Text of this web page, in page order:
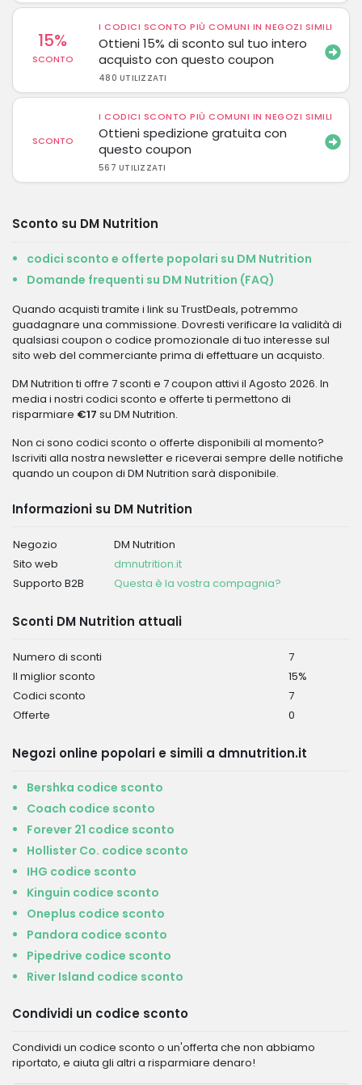
15%
SCONTO
I CODICI SCONTO PIÙ COMUNI IN NEGOZI SIMILI
Ottieni 15% di sconto sul tuo intero
acquisto con questo coupon
480 UTILIZZATI
SCONTO
I CODICI SCONTO PIÙ COMUNI IN NEGOZI SIMILI
Ottieni spedizione gratuita con
questo coupon
567 UTILIZZATI
Sconto su DM Nutrition
codici sconto e offerte popolari su DM Nutrition
Domande frequenti su DM Nutrition (FAQ)
Quando acquisti tramite i link su TrustDeals, potremmo
guadagnare una commissione. Dovresti verificare la validità di
qualsiasi coupon o codice promozionale di tuo interesse sul
sito web del commerciante prima di effettuare un acquisto.
DM Nutrition ti offre 7 sconti e 7 coupon attivi il Agosto 2026. In
media i nostri codici sconto e offerte ti permettono di
risparmiare €17 su DM Nutrition.
Non ci sono codici sconto o offerte disponibili al momento?
Iscriviti alla nostra newsletter e riceverai sempre delle notifiche
quando un coupon di DM Nutrition sarà disponibile.
Informazioni su DM Nutrition
Negozio
DM Nutrition
Sito web
dmnutrition.it
Supporto B2B
Questa è la vostra compagnia?
Sconti DM Nutrition attuali
Numero di sconti
7
Il miglior sconto
15%
Codici sconto
7
Offerte
0
Negozi online popolari e simili a dmnutrition.it
Bershka codice sconto
Coach codice sconto
Forever 21 codice sconto
Hollister Co. codice sconto
IHG codice sconto
Kinguin codice sconto
Oneplus codice sconto
Pandora codice sconto
Pipedrive codice sconto
River Island codice sconto
Condividi un codice sconto
Condividi un codice sconto o un'offerta che non abbiamo
riportato, e aiuta gli altri a risparmiare denaro!